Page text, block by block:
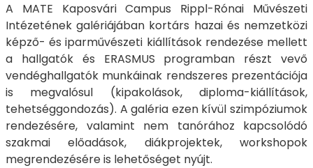
A MATE Kaposvári Campus Rippl-Rónai Művészeti
Intézetének galériájában kortárs hazai és nemzetközi
képző- és iparművészeti kiállítások rendezése mellett
a hallgatók és ERASMUS programban részt vevő
vendéghallgatók munkáinak rendszeres prezentációja
is megvalósul (kipakolások, diploma-kiállítások,
tehetséggondozás). A galéria ezen kívül szimpóziumok
rendezésére, valamint nem tanórához kapcsolódó
szakmai előadások, diákprojektek, workshopok
megrendezésére is lehetőséget nyújt.